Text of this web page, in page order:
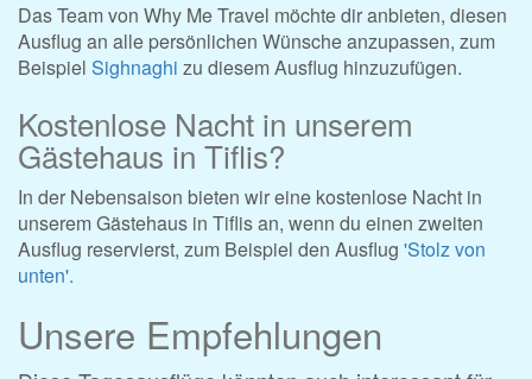
Das Team von Why Me Travel möchte dir anbieten, diesen
Ausflug an alle persönlichen Wünsche anzupassen, zum
Beispiel Sighnaghi zu diesem Ausflug hinzuzufügen.
Kostenlose Nacht in unserem
Gästehaus in Tiflis?
In der Nebensaison bieten wir eine kostenlose Nacht in
unserem Gästehaus in Tiflis an, wenn du einen zweiten
Ausflug reservierst, zum Beispiel den Ausflug 'Stolz von
unten'.
Unsere Empfehlungen